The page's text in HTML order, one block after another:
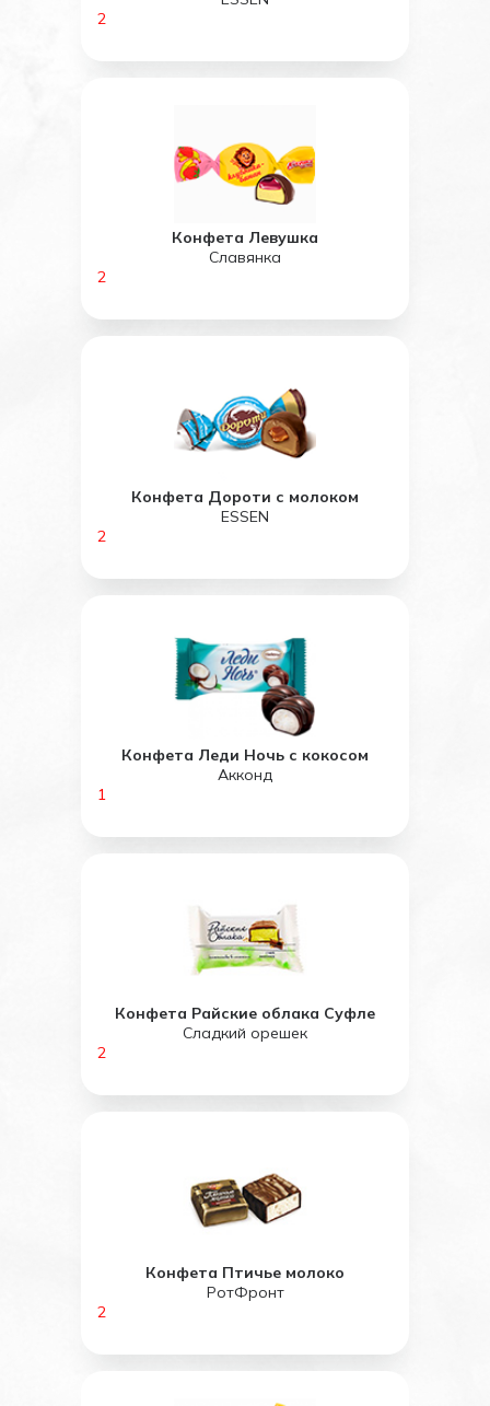
2
Конфета Левушка
Славянка
2
Конфета Дороти с молоком
ESSEN
2
Конфета Леди Ночь с кокосом
Акконд
1
Конфета Райские облака Суфле
Сладкий орешек
2
Конфета Птичье молоко
РотФронт
2